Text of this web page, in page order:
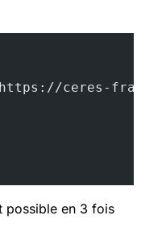
ceres-
possible en 3 fois